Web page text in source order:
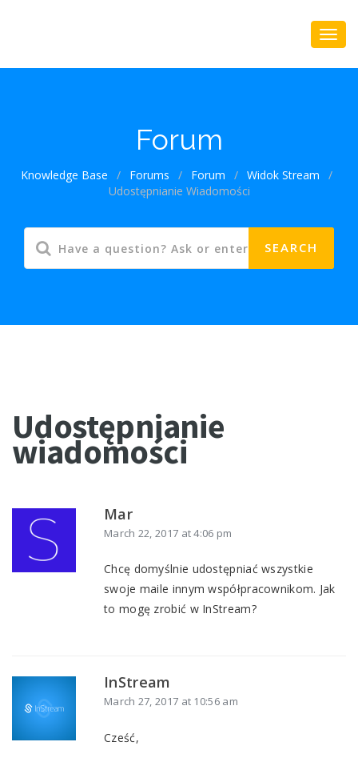
Forum
Knowledge Base / Forums / Forum / Widok Stream
/
Udostępnianie Wiadomości
Udostępnianie
wiadomości
Mar
March 22, 2017 at 4:06 pm
Chcę domyślnie udostępniać wszystkie
swoje maile innym współpracownikom. Jak
to mogę zrobić w InStream?
InStream
March 27, 2017 at 10:56 am
Cześć,